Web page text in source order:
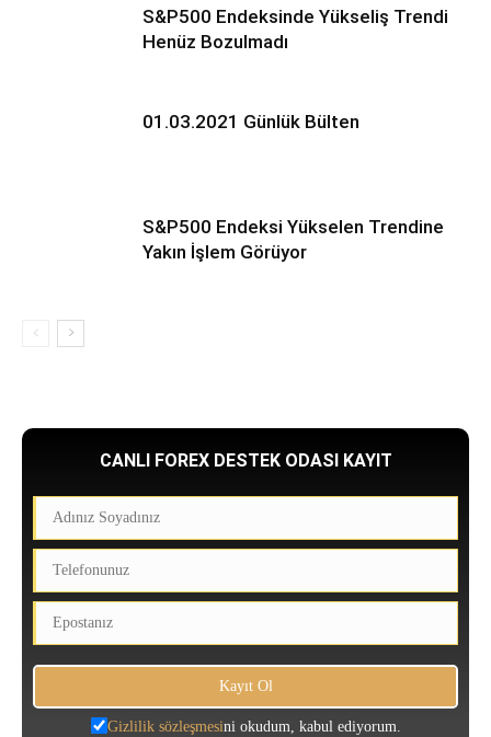
S&P500 Endeksinde Yükseliş Trendi
Henüz Bozulmadı
01.03.2021 Günlük Bülten
S&P500 Endeksi Yükselen Trendine
Yakın İşlem Görüyor
CANLI FOREX DESTEK ODASI KAYIT
Gizlilik sözleşmesini okudum, kabul ediyorum.